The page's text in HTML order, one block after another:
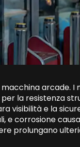
arcade. I
la resistenza
visibilità e la
e corrosione
prolungano